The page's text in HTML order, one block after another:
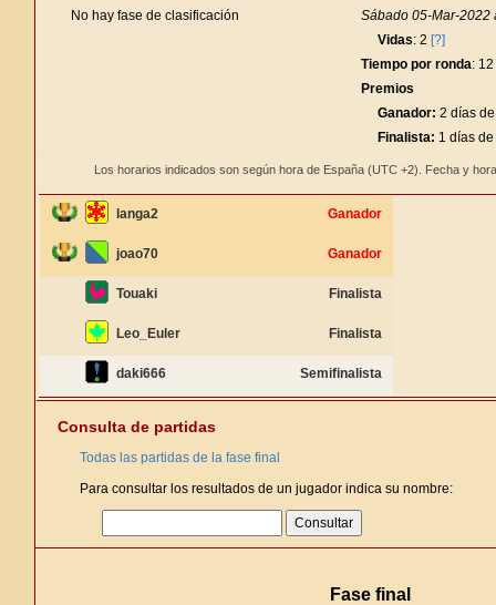
No hay fase de clasificación
Sábado 05-Mar-2022
Vidas: 2 [?]
Tiempo por ronda:
Premios
Ganador: 2 días
Finalista: 1 días
Los horarios indicados son según hora de España (UTC +2). Fecha y
langa2 Ganador
joao70 Ganador
Touaki Finalista
Leo_Euler Finalista
daki666 Semifinalista
Consulta de partidas
Todas las partidas de la fase final
Para consultar los resultados de un jugador indica su nombre:
Fase final